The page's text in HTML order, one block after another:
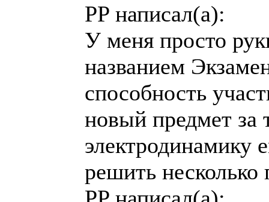
PP написал(а):
У меня просто
названием
способность
новый предмет за
электродинамику
решить несколько